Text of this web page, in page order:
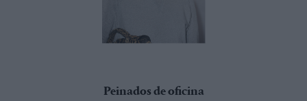
Peinados de oficina